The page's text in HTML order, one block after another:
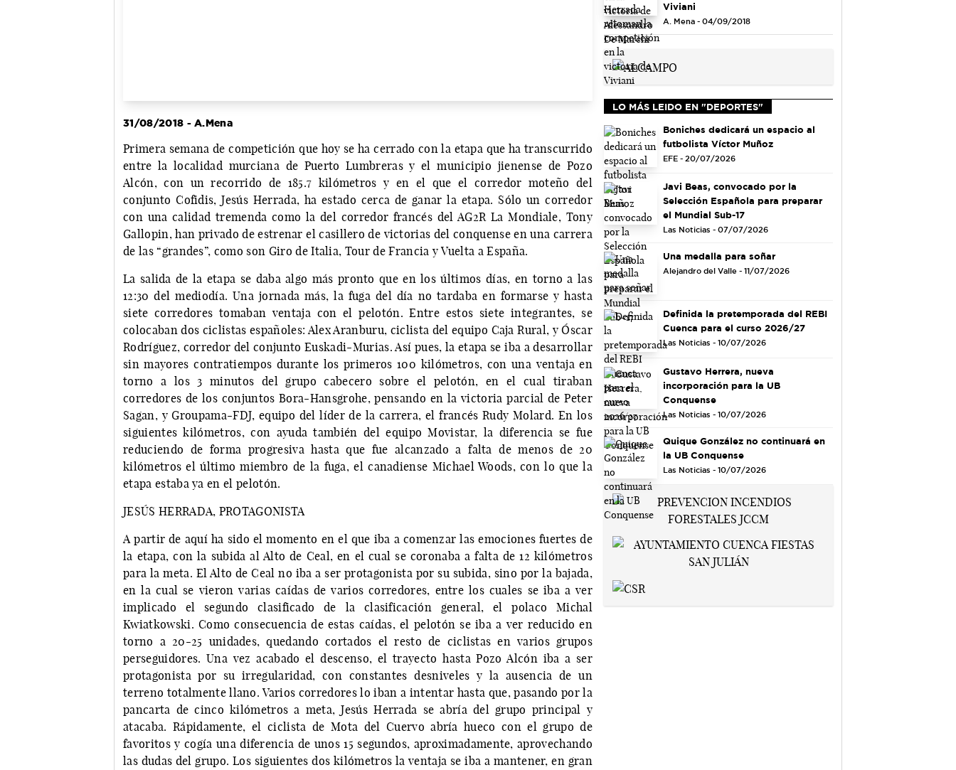
31/08/2018 - A.Mena
Primera semana de competición que hoy se ha cerrado con la etapa que ha transcurrido
entre la localidad murciana de Puerto Lumbreras y el municipio jienense de Pozo
Alcón, con un recorrido de 185.7 kilómetros y en el que el corredor moteño del
conjunto Cofidis, Jesús Herrada, ha estado cerca de ganar la etapa. Sólo un corredor
con una calidad tremenda como la del corredor francés del AG2R La Mondiale, Tony
Gallopin, han privado de estrenar el casillero de victorias del conquense en una carrera
de las “grandes”, como son Giro de Italia, Tour de Francia y Vuelta a España.
La salida de la etapa se daba algo más pronto que en los últimos días, en torno a las
12:30 del mediodía. Una jornada más, la fuga del día no tardaba en formarse y hasta
siete corredores tomaban ventaja con el pelotón. Entre estos siete integrantes, se
colocaban dos ciclistas españoles: Alex Aranburu, ciclista del equipo Caja Rural, y Óscar
Rodríguez, corredor del conjunto Euskadi-Murias. Así pues, la etapa se iba a desarrollar
sin mayores contratiempos durante los primeros 100 kilómetros, con una ventaja en
torno a los 3 minutos del grupo cabecero sobre el pelotón, en el cual tiraban
corredores de los conjuntos Bora-Hansgrohe, pensando en la victoria parcial de Peter
Sagan, y Groupama-FDJ, equipo del líder de la carrera, el francés Rudy Molard. En los
siguientes kilómetros, con ayuda también del equipo Movistar, la diferencia se fue
reduciendo de forma progresiva hasta que fue alcanzado a falta de menos de 20
kilómetros el último miembro de la fuga, el canadiense Michael Woods, con lo que la
etapa estaba ya en el pelotón.
JESÚS HERRADA, PROTAGONISTA
A partir de aquí ha sido el momento en el que iba a comenzar las emociones fuertes de
la etapa, con la subida al Alto de Ceal, en el cual se coronaba a falta de 12 kilómetros
para la meta. El Alto de Ceal no iba a ser protagonista por su subida, sino por la bajada,
en la cual se vieron varias caídas de varios corredores, entre los cuales se iba a ver
implicado el segundo clasificado de la clasificación general, el polaco Michal
Kwiatkowski. Como consecuencia de estas caídas, el pelotón se iba a ver reducido en
torno a 20-25 unidades, quedando cortados el resto de ciclistas en varios grupos
perseguidores. Una vez acabado el descenso, el trayecto hasta Pozo Alcón iba a ser
protagonista por su irregularidad, con constantes desniveles y la ausencia de un
terreno totalmente llano. Varios corredores lo iban a intentar hasta que, pasando por la
pancarta de cinco kilómetros a meta, Jesús Herrada se abría del grupo principal y
atacaba. Rápidamente, el ciclista de Mota del Cuervo abría hueco con el grupo de
favoritos y cogía una diferencia de unos 15 segundos, aproximadamente, aprovechando
las dudas del grupo. Los siguientes dos kilómetros la ventaja se iba a mantener, en gran
Viviani
A. Mena - 04/09/2018
LO MÁS LEIDO EN "DEPORTES"
Boniches dedicará un espacio al
futbolista Víctor Muñoz
EFE - 20/07/2026
Javi Beas, convocado por la
Selección Española para preparar
el Mundial Sub-17
Las Noticias - 07/07/2026
Una medalla para soñar
Alejandro del Valle - 11/07/2026
Definida la pretemporada del REBI
Cuenca para el curso 2026/27
Las Noticias - 10/07/2026
Gustavo Herrera, nueva
incorporación para la UB
Conquense
Las Noticias - 10/07/2026
Quique González no continuará en
la UB Conquense
Las Noticias - 10/07/2026